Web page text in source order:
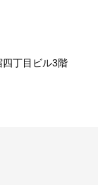
丁目ビル3階